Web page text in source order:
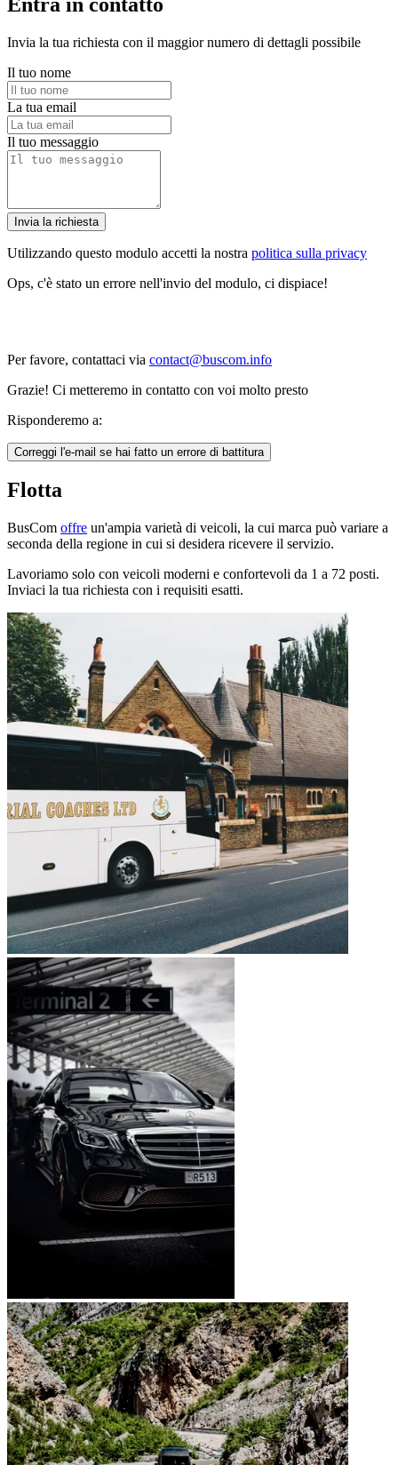
Invia la tua richiesta con il maggior numero di dettagli possibile
Il tuo nome
La tua email
Il tuo messaggio
Invia la richiesta
Utilizzando questo modulo accetti la nostra politica sulla privacy
Ops, c'è stato un errore nell'invio del modulo, ci dispiace!
Per favore, contattaci via contact@buscom.info
Grazie! Ci metteremo in contatto con voi molto presto
Risponderemo a:
Correggi l'e-mail se hai fatto un errore di battitura
Flotta
BusCom offre un'ampia varietà di veicoli, la cui marca può variare a
seconda della regione in cui si desidera ricevere il servizio.
Lavoriamo solo con veicoli moderni e confortevoli da 1 a 72 posti.
Inviaci la tua richiesta con i requisiti esatti.